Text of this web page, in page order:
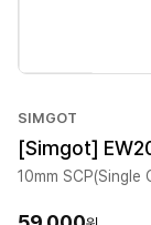
SIMGOT
[Simgot]
10mm SCP(Single